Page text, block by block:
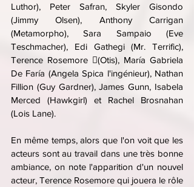
Luthor), Peter Safran, Skyler Gisondo
(Jimmy Olsen), Anthony Carrigan
(Metamorpho), Sara Sampaio (Eve
Teschmacher), Edi Gathegi (Mr. Terrific),
Terence Rosemore (Otis), María Gabriela
De Faría (Angela Spica l'ingénieur), Nathan
Fillion (Guy Gardner), James Gunn, Isabela
Merced (Hawkgirl) et Rachel Brosnahan
(Lois Lane).
En même temps, alors que l'on voit que les
acteurs sont au travail dans une très bonne
ambiance, on note l'apparition d'un nouvel
acteur, Terence Rosemore qui jouera le rôle